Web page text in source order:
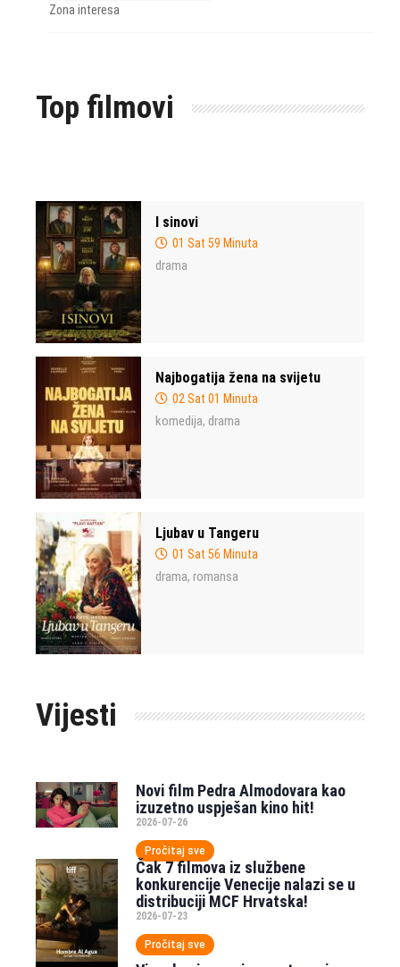
Zona interesa
Top filmovi
I sinovi
01 Sat 59 Minuta
drama
Najbogatija žena na svijetu
02 Sat 01 Minuta
komedija, drama
Ljubav u Tangeru
01 Sat 56 Minuta
drama, romansa
Vijesti
Novi film Pedra Almodovara kao
izuzetno uspješan kino hit!
2026-07-26
Pročitaj sve
Čak 7 filmova iz službene
konkurencije Venecije nalazi se u
distribuciji MCF Hrvatska!
2026-07-23
Pročitaj sve